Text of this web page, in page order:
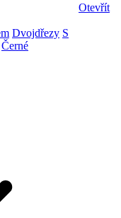
Otevřít
Dvojdřezy S
Černé